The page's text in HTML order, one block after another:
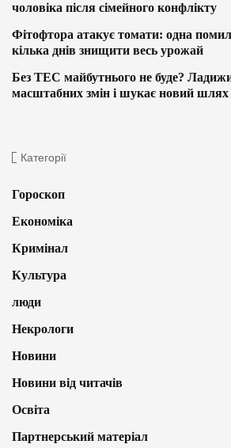
чоловіка після сімейного конфлікту
Фітофтора атакує томати: одна
кілька днів знищити весь урожай
Без ТЕС майбутнього не буде?
масштабних змін і шукає новий шлях
Категорії
Гороскоп
Економіка
Кримінал
Культура
люди
Некрологи
Новини
Новини від читачів
Освіта
Партнерський матеріал